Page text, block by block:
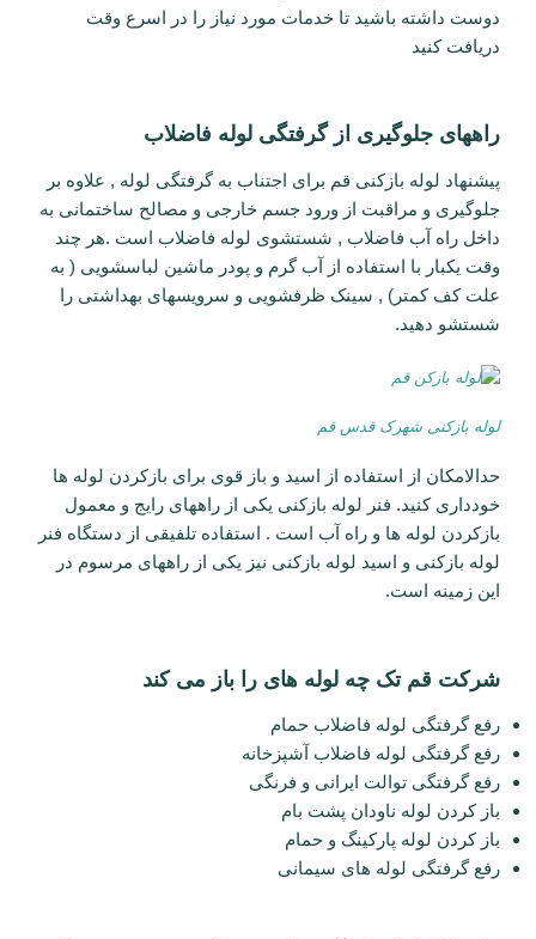
دوست داشته باشید تا خدمات مورد نیاز را در اسرع وقت
دریافت کنید
راههای جلوگیری از گرفتگی لوله فاضلاب
پیشنهاد لوله بازکنی قم برای اجتناب به گرفتگی لوله , علاوه بر
جلوگیری و مراقبت از ورود جسم خارجی و مصالح ساختمانی به
داخل راه آب فاضلاب , شستشوی لوله فاضلاب است .هر چند
وقت یکبار با استفاده از آب گرم و پودر ماشین لباسشویی ( به
علت کف کمتر) , سینک ظرفشویی و سرویسهای بهداشتی را
شستشو دهید.
لوله بازکنی شهرک قدس قم
حدالامکان از استفاده از اسید و باز قوی برای بازکردن لوله ها
خودداری کنید. فنر لوله بازکنی یکی از راههای رایج و معمول
بازکردن لوله ها و راه آب است . استفاده تلفیقی از دستگاه فنر
لوله بازکنی و اسید لوله بازکنی نیز یکی از راههای مرسوم در
این زمینه است.
شرکت قم تک چه لوله های را باز می کند
رفع گرفتگی لوله فاضلاب حمام
رفع گرفتگی لوله فاضلاب آشپزخانه
رفع گرفتگی توالت ایرانی و فرنگی
باز کردن لوله ناودان پشت بام
باز کردن لوله پارکینگ و حمام
رفع گرفتگی لوله های سیمانی